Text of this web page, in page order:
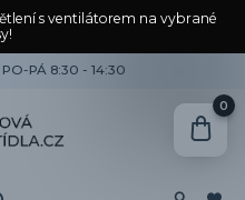
s ventilátorem na vybrané
PO-PÁ 8:30 - 14:30
0